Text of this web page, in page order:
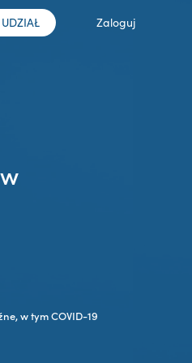
Zaloguj
w tym COVID-19